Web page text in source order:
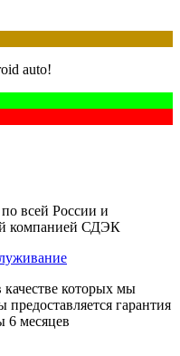
auto!
всей России и
компанией СДЭК
которых мы
гарантия
6 месяцев